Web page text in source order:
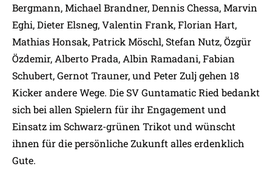
Bergmann, Michael Brandner, Dennis Chessa, Marvin
Eghi, Dieter Elsneg, Valentin Frank, Florian Hart,
Mathias Honsak, Patrick Möschl, Stefan Nutz, Özgür
Özdemir, Alberto Prada, Albin Ramadani, Fabian
Schubert, Gernot Trauner, und Peter Zulj gehen 18
Kicker andere Wege. Die SV Guntamatic Ried bedankt
sich bei allen Spielern für ihr Engagement und
Einsatz im Schwarz-grünen Trikot und wünscht
ihnen für die persönliche Zukunft alles erdenklich
Gute.